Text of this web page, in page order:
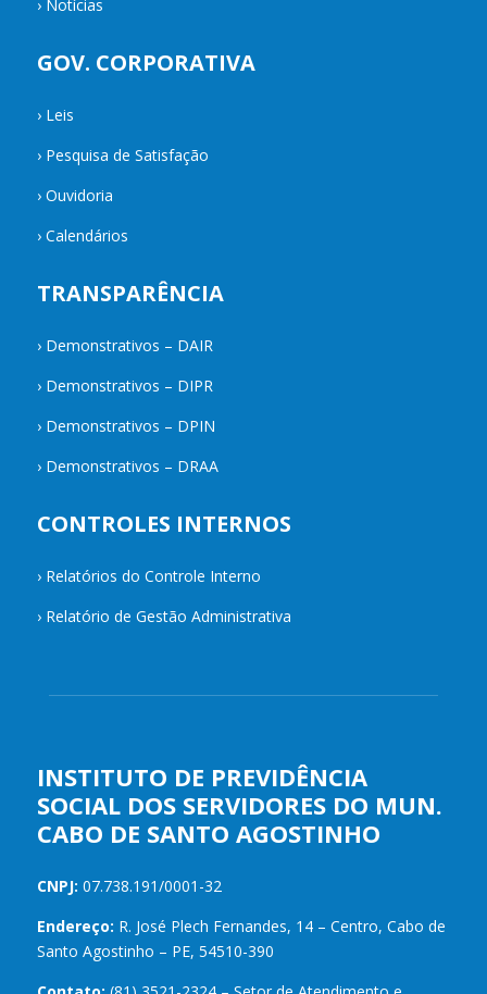
› Notícias
GOV. CORPORATIVA
› Leis
› Pesquisa de Satisfação
› Ouvidoria
› Calendários
TRANSPARÊNCIA
› Demonstrativos – DAIR
› Demonstrativos – DIPR
› Demonstrativos – DPIN
› Demonstrativos – DRAA
CONTROLES INTERNOS
› Relatórios do Controle Interno
› Relatório de Gestão Administrativa
INSTITUTO DE PREVIDÊNCIA
SOCIAL DOS SERVIDORES DO MUN.
CABO DE SANTO AGOSTINHO
CNPJ: 07.738.191/0001-32
Endereço: R. José Plech Fernandes, 14 – Centro, Cabo de
Santo Agostinho – PE, 54510-390